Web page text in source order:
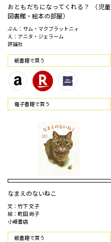
おともだちになってくれる？ （児童
図書館・絵本の部屋）
ぶん：サム・マクブラットニィ
え：アニタ・ジェラーム
評論社
紙書籍で買う
電⼦書籍で買う
なまえのないねこ
文：竹下 文子
絵：町田 尚子
小峰書店
紙書籍で買う